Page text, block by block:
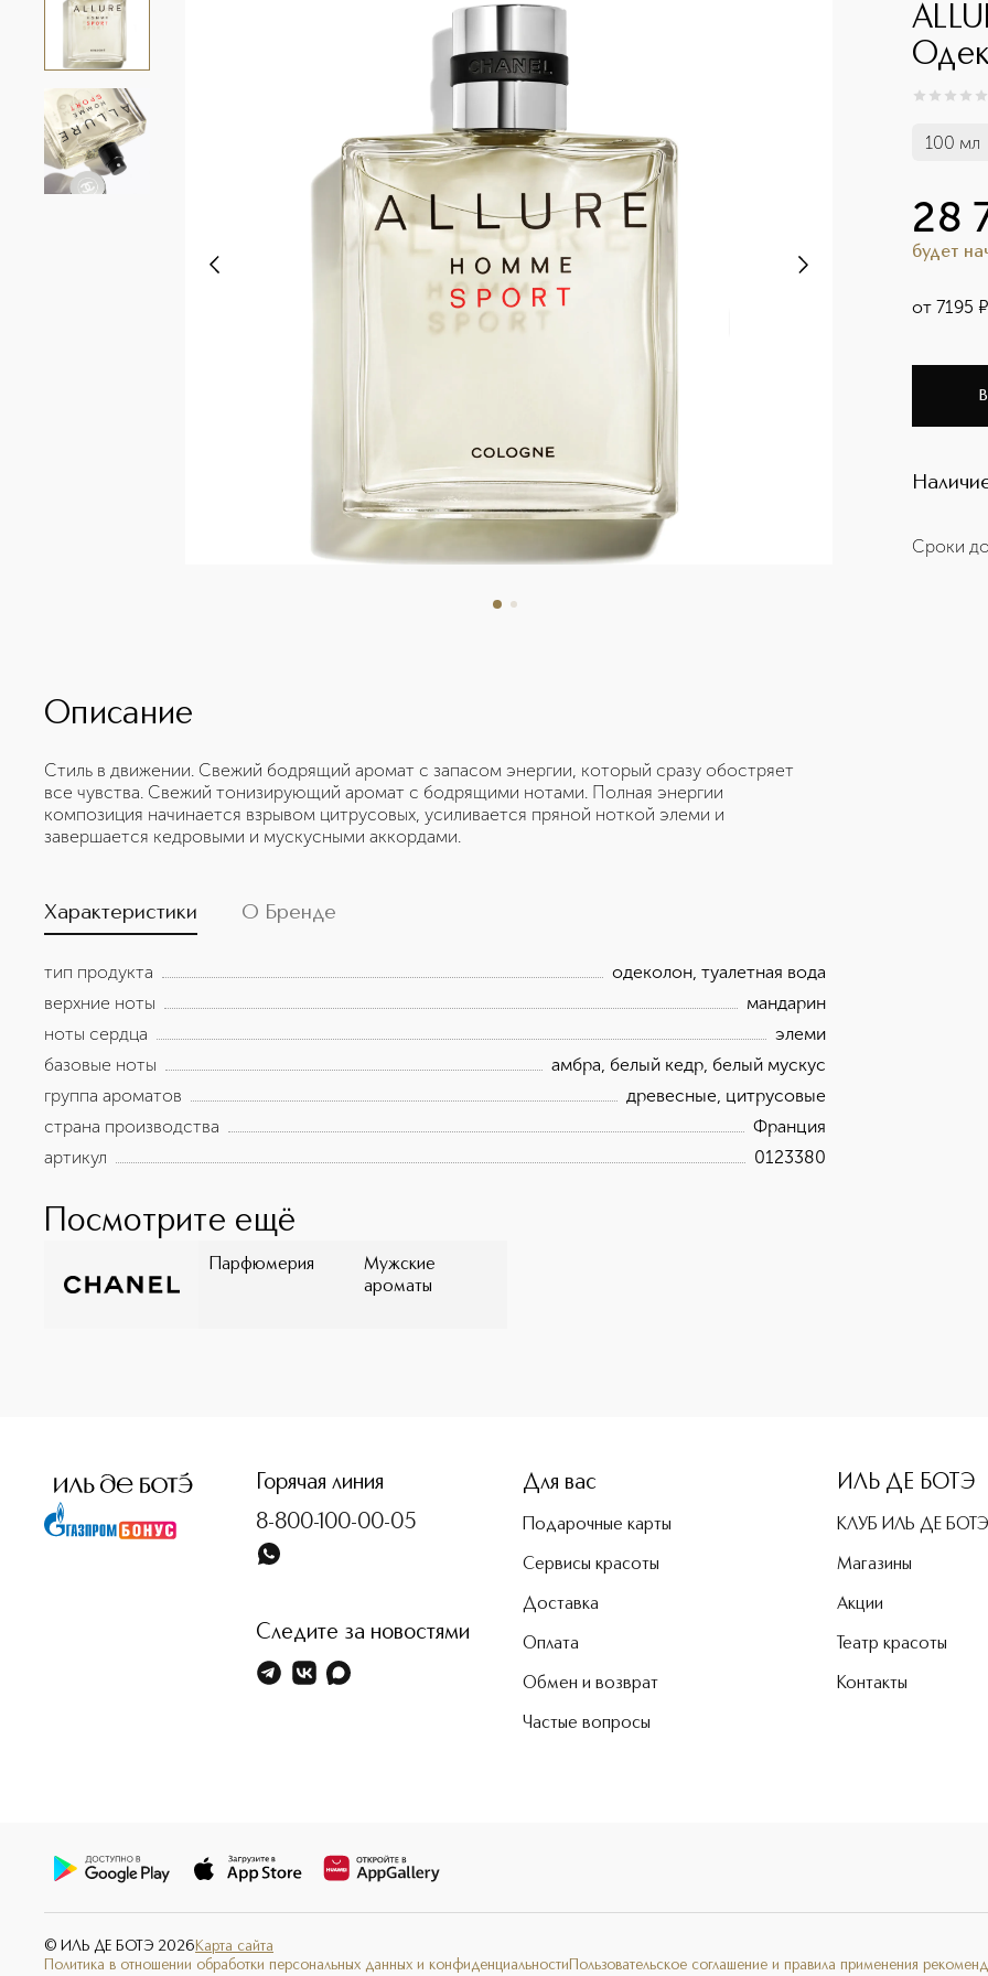
0из 0
100 мл
28
будет
от7195 ¤
Сроки
Описание
Стиль в движении. Свежий бодрящий аромат с запасом энергии, который сразу обостряет
все чувства. Свежий тонизирующий аромат с бодрящими нотами. Полная энергии
композиция начинается взрывом цитрусовых, усиливается пряной ноткой элеми и
завершается кедровыми и мускусными аккордами.
Характеристики О Бренде
тип продукта
одеколон, туалетная вода
верхние ноты
мандарин
ноты сердца
элеми
базовые ноты
амбра, белый кедр, белый мускус
группа ароматов
древесные, цитрусовые
страна производства
Франция
артикул
0123380
Посмотрите ещё
Парфюмерия
Мужские
ароматы
Горячая линия
8-800-100-00-05
Следите за новостями
Для вас
Подарочные карты
Сервисы красоты
Доставка
Оплата
Обмен и возврат
Частые вопросы
ИЛЬ ДЕ БОТЭ
КЛУБ ИЛЬ ДЕ БОТЭ
Магазины
Акции
Театр красоты
Контакты
© ИЛЬ ДЕ БОТЭ 2026 Карта сайта
Политика в отношении обработки персональных данных и конфиденциальности Пользовательское соглашение и правила применения